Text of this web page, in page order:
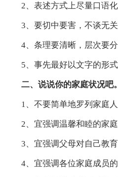
2、表述方式上尽量口语化
3、要切中要害，不谈无
4、条理要清晰，层次要分
5、事先最好以文字的形式
二、说说你的家庭状况吧。
1、不要简单地罗列家庭人
2、宜强调温馨和睦的家庭
3、宜强调父母对自己教育
4、宜强调各位家庭成员